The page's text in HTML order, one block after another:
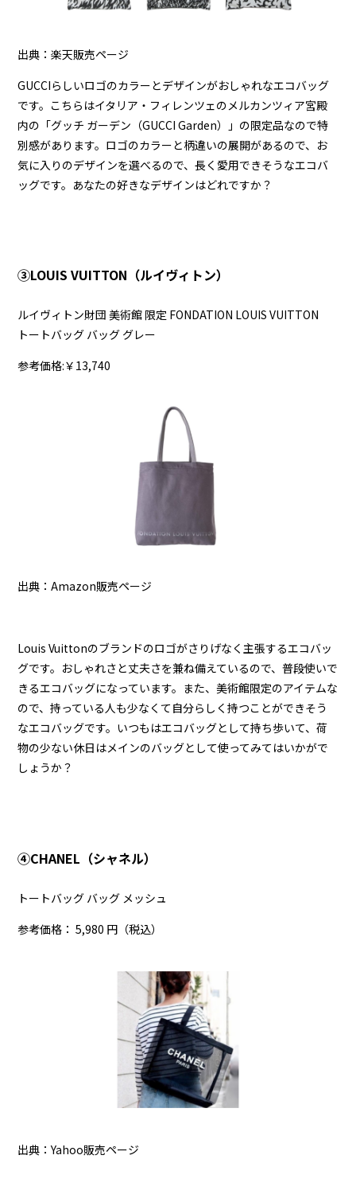
出典：楽天販売ページ
GUCCIらしいロゴのカラーとデザインがおしゃれなエコバッグ
です。こちらはイタリア・フィレンツェのメルカンツィア宮殿
内の「グッチ ガーデン（GUCCI Garden）」の限定品なので特
別感があります。ロゴのカラーと柄違いの展開があるので、お
気に入りのデザインを選べるので、長く愛用できそうなエコバ
ッグです。あなたの好きなデザインはどれですか？
➂LOUIS VUITTON（ルイヴィトン）
ルイヴィトン財団 美術館 限定 FONDATION LOUIS VUITTON
トートバッグ バッグ グレー
参考価格:￥13,740
出典：Amazon販売ページ
Louis Vuittonのブランドのロゴがさりげなく主張するエコバッ
グです。おしゃれさと丈夫さを兼ね備えているので、普段使いで
きるエコバッグになっています。また、美術館限定のアイテムな
ので、持っている人も少なくて自分らしく持つことができそう
なエコバッグです。いつもはエコバッグとして持ち歩いて、荷
物の少ない休日はメインのバッグとして使ってみてはいかがで
しょうか？
➃CHANEL（シャネル）
トートバッグ バッグ メッシュ
参考価格： 5,980 円（税込）
出典：Yahoo販売ページ